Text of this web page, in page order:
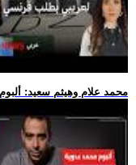
.. محمد علام وهيثم سعيد: